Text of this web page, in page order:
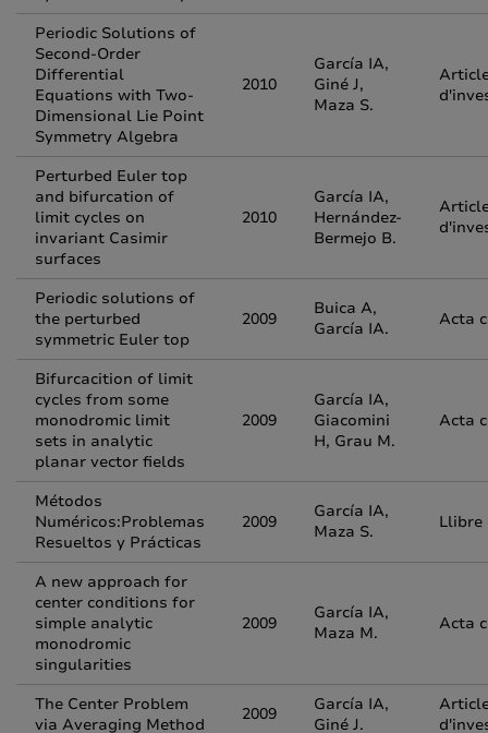
Periodic Solutions of
Second-Order
Differential
Equations with Two-
Dimensional Lie Point
Symmetry Algebra
2010
García IA,
Giné J,
Maza S.
Perturbed Euler top
and bifurcation of
limit cycles on
invariant Casimir
surfaces
2010
García IA,
Hernández-
Bermejo B.
Periodic solutions of
the perturbed
symmetric Euler top
2009
Buica A,
García IA.
Acta
Bifurcacition of limit
cycles from some
monodromic limit
sets in analytic
planar vector fields
2009
García IA,
Giacomini
H, Grau M.
Acta
Métodos
Numéricos:Problemas
Resueltos y Prácticas
2009
García IA,
Maza S.
Llibre
A new approach for
center conditions for
simple analytic
monodromic
singularities
2009
García IA,
Maza M.
Acta
The Center Problem
via Averaging Method
2009
García IA,
Giné J.